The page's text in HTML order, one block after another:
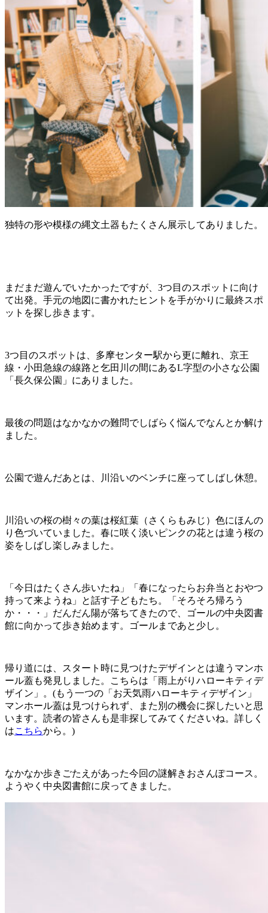
独特の形や模様の縄文土器もたくさん展示してありました。
まだまだ遊んでいたかったですが、3つ目のスポットに向け
て出発。手元の地図に書かれたヒントを手がかりに最終スポ
ットを探し歩きます。
3つ目のスポットは、多摩センター駅から更に離れ、京王
線・小田急線の線路と乞田川の間にあるL字型の小さな公園
「長久保公園」にありました。
最後の問題はなかなかの難問でしばらく悩んでなんとか解け
ました。
公園で遊んだあとは、川沿いのベンチに座ってしばし休憩。
川沿いの桜の樹々の葉は桜紅葉（さくらもみじ）色にほんの
り色づいていました。春に咲く淡いピンクの花とは違う桜の
姿をしばし楽しみました。
「今日はたくさん歩いたね」「春になったらお弁当とおやつ
持って来ようね」と話す子どもたち。「そろそろ帰ろう
か・・・」だんだん陽が落ちてきたので、ゴールの中央図書
館に向かって歩き始めます。ゴールまであと少し。
帰り道には、スタート時に見つけたデザインとは違うマンホ
ール蓋も発見しました。こちらは「雨上がりハローキティデ
ザイン」。(もう一つの「お天気雨ハローキティデザイン」
マンホール蓋は見つけられず、また別の機会に探したいと思
います。読者の皆さんも是非探してみてくださいね。詳しく
はこちらから。)
なかなか歩きごたえがあった今回の謎解きおさんぽコース。
ようやく中央図書館に戻ってきました。